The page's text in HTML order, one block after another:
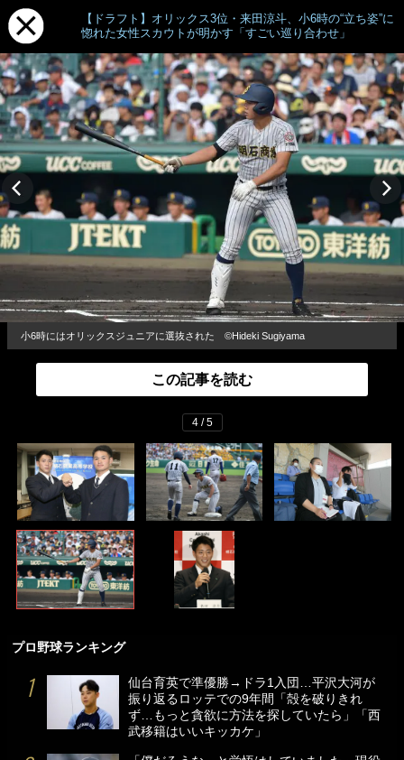
【ドラフト】オリックス3位・来田涼斗、小6時の“立ち姿”に
惚れた女性スカウトが明かす「すごい巡り合わせ」
小6時にはオリックスジュニアに選抜された ©Hideki Sugiyama
この記事を読む
4 / 5
プロ野球ランキング
仙台育英で準優勝→ドラ1入団…平沢大河が
振り返るロッテでの9年間「殻を破りきれ
ず…もっと貪欲に方法を探していたら」「西
武移籍はいいキッカケ」